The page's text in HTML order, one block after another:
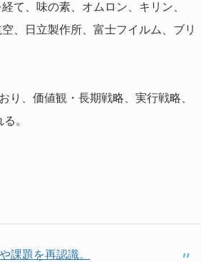
て、味の素、オムロン、キリン、
、日立製作所、富士フイルム、ブリ
、価値観・長期戦略、実行戦略、
。
課題を再認識。